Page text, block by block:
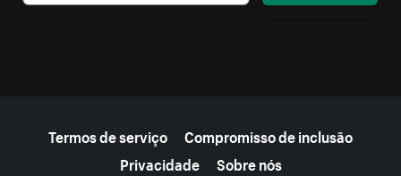
Termos de serviço
Compromisso de inclusão
Privacidade
Sobre nós